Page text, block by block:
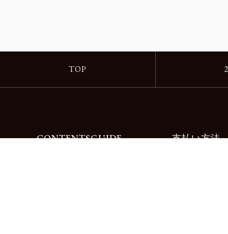
TOP
CONTENTSGUIDE 支払い方法